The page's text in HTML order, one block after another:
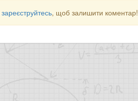
зареєструйтесь, щоб залишити коментар!